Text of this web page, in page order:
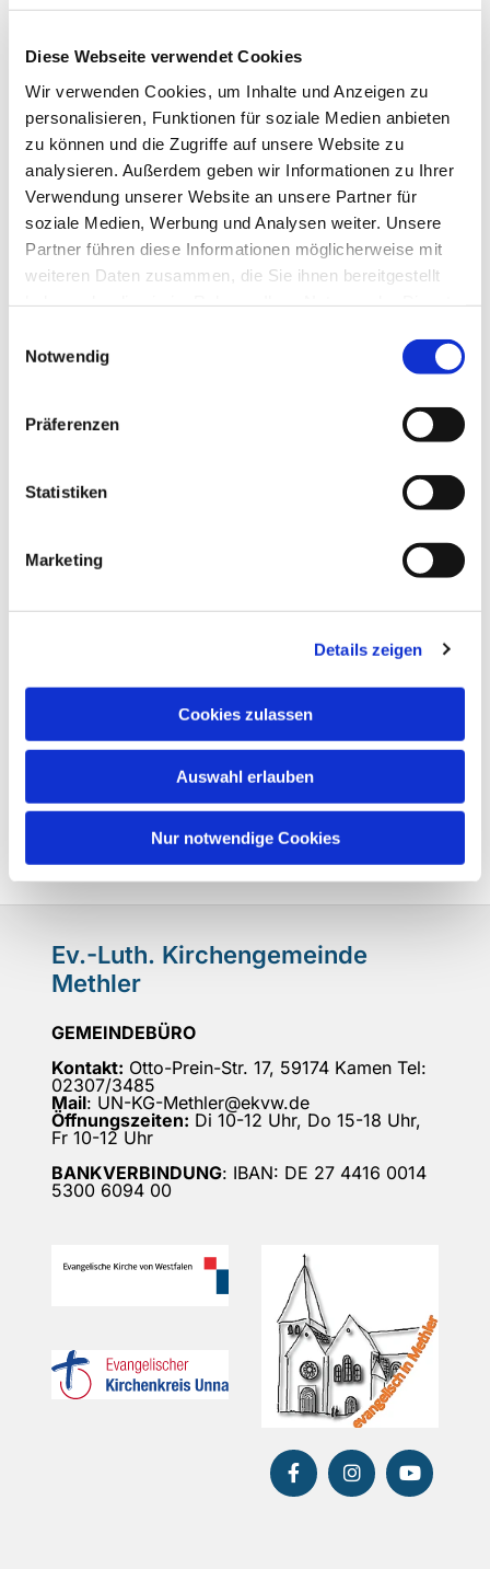
Diese Webseite verwendet Cookies
Wir verwenden Cookies, um Inhalte und Anzeigen zu
personalisieren, Funktionen für soziale Medien anbieten
zu können und die Zugriffe auf unsere Website zu
analysieren. Außerdem geben wir Informationen zu Ihrer
Verwendung unserer Website an unsere Partner für
soziale Medien, Werbung und Analysen weiter. Unsere
Partner führen diese Informationen möglicherweise mit
weiteren Daten zusammen, die Sie ihnen bereitgestellt
Notwendig
Präferenzen
Statistiken
Marketing
Details zeigen
Cookies zulassen
Auswahl erlauben
Nur notwendige Cookies
Dies könnte Sie auch
interessieren
Ev.-Luth. Kirchengemeinde
Methler
GEMEINDEBÜRO
Kontakt: Otto-Prein-Str. 17, 59174 Kamen Tel:
02307/3485
Mail: UN-KG-Methler@ekvw.de
Öffnungszeiten: Di 10-12 Uhr, Do 15-18 Uhr,
Fr 10-12 Uhr
BANKVERBINDUNG: IBAN: DE 27 4416 0014
5300 6094 00